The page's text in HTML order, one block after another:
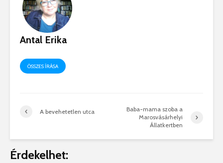
Antal Erika
ÖSSZES ÍRÁSA
A bevehetetlen utca
Baba-mama szoba a
Marosvásárhelyi
Állatkertben
Érdekelhet: